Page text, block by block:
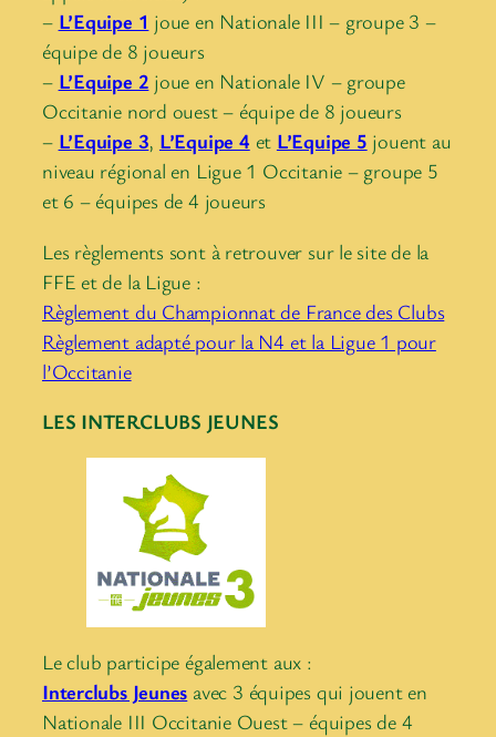
– L’Equipe 1 joue en Nationale III – groupe 3 –
équipe de 8 joueurs
– L’Equipe 2 joue en Nationale IV – groupe
Occitanie nord ouest – équipe de 8 joueurs
– L’Equipe 3, L’Equipe 4 et L’Equipe 5 jouent au
niveau régional en Ligue 1 Occitanie – groupe 5
et 6 – équipes de 4 joueurs
Les règlements sont à retrouver sur le site de la
FFE et de la Ligue :
Règlement du Championnat de France des Clubs
Règlement adapté pour la N4 et la Ligue 1 pour
l’Occitanie
LES INTERCLUBS JEUNES
Le club participe également aux :
Interclubs Jeunes avec 3 équipes qui jouent en
Nationale III Occitanie Ouest – équipes de 4